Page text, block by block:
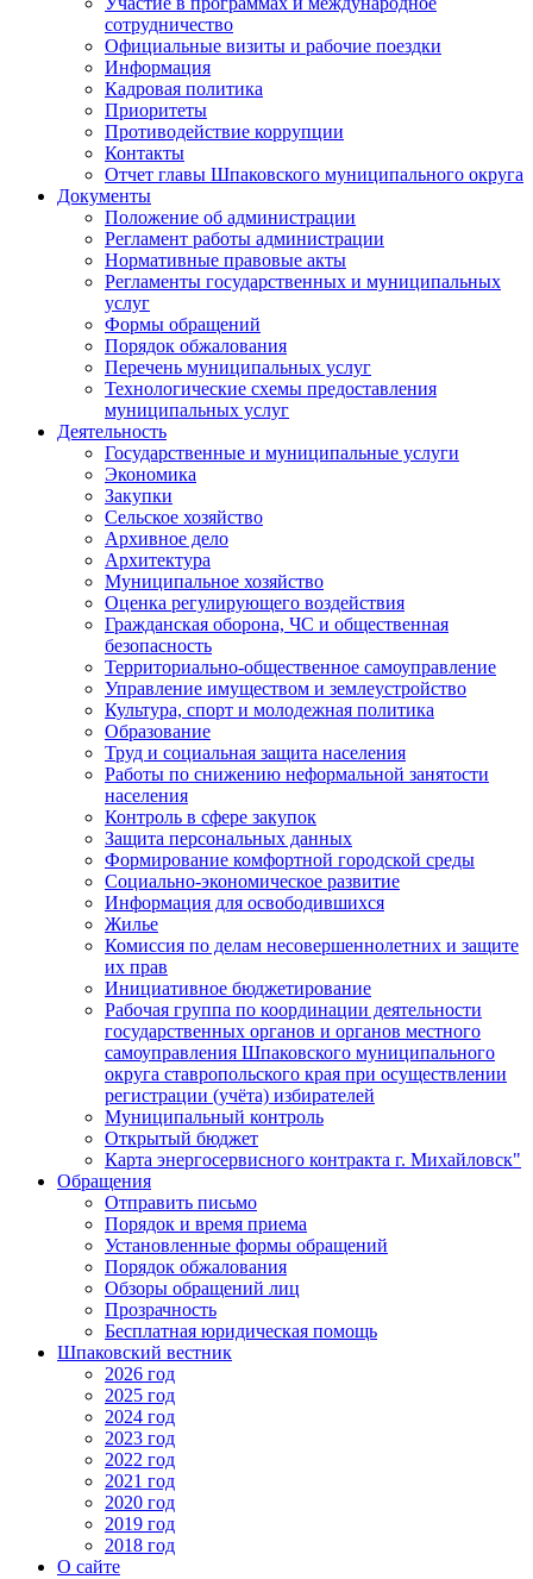
сотрудничество
Официальные визиты и рабочие поездки
Информация
Кадровая политика
Приоритеты
Противодействие коррупции
Контакты
Отчет главы Шпаковского муниципального округа
Документы
Положение об администрации
Регламент работы администрации
Нормативные правовые акты
Регламенты государственных и муниципальных
услуг
Формы обращений
Порядок обжалования
Перечень муниципальных услуг
Технологические схемы предоставления
муниципальных услуг
Деятельность
Государственные и муниципальные услуги
Экономика
Закупки
Сельское хозяйство
Архивное дело
Архитектура
Муниципальное хозяйство
Оценка регулирующего воздействия
Гражданская оборона, ЧС и общественная
безопасность
Территориально-общественное самоуправление
Управление имуществом и землеустройство
Культура, спорт и молодежная политика
Образование
Труд и социальная защита населения
Работы по снижению неформальной занятости
населения
Контроль в сфере закупок
Защита персональных данных
Формирование комфортной городской среды
Социально-экономическое развитие
Информация для освободившихся
Жилье
Комиссия по делам несовершеннолетних и защите
их прав
Инициативное бюджетирование
Рабочая группа по координации деятельности
государственных органов и органов местного
самоуправления Шпаковского муниципального
округа ставропольского края при осуществлении
регистрации (учёта) избирателей
Муниципальный контроль
Открытый бюджет
Карта энергосервисного контракта г. Михайловск"
Обращения
Отправить письмо
Порядок и время приема
Установленные формы обращений
Порядок обжалования
Обзоры обращений лиц
Прозрачность
Бесплатная юридическая помощь
Шпаковский вестник
2026 год
2025 год
2024 год
2023 год
2022 год
2021 год
2020 год
2019 год
2018 год
О сайте